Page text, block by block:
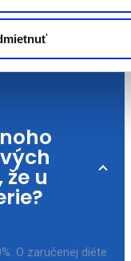
u
O zaručenej diéte